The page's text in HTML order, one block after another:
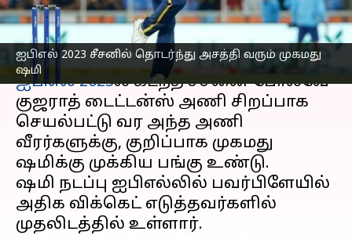
ஐபிஎல் 2023 சீசனில் தொடர்ந்து அசத்தி வரும் முகமது
ஷமி
எழுதியவர் Sekar Chinnappan May 16, 2023 06:39 pm
செய்தி முன்னோட்டம்
ஐபிஎல் 2023ல் கடந்த சீசனை போலவே
குஜராத் டைட்டன்ஸ் அணி சிறப்பாக
செயல்பட்டு வர அந்த அணி
வீரர்களுக்கு, குறிப்பாக முகமது
ஷமிக்கு முக்கிய பங்கு உண்டு.
ஷமி நடப்பு ஐபிஎல்லில் பவர்பிளேயில்
அதிக விக்கெட் எடுத்தவர்களில்
முதலிடத்தில் உள்ளார்.